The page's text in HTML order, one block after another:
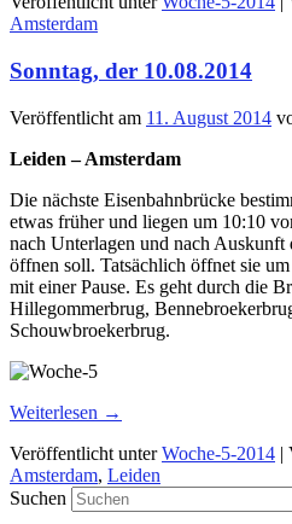
Amsterdam
Sonntag, der 10.08.2014
Veröffentlicht am 11. August 2014
Leiden – Amsterdam
Die nächste Eisenbahnbrücke
etwas früher und liegen um 10:10
nach Unterlagen und nach Auskunft
öffnen soll. Tatsächlich öffnet sie
mit einer Pause. Es geht durch die
Hillegommerbrug,
Schouwbroekerbrug.
Weiterlesen →
Veröffentlicht unter Woche-5-2014 |
Amsterdam, Leiden
Suchen